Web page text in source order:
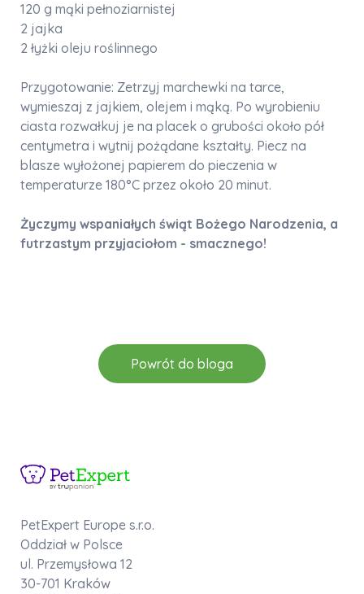
120 g mąki pełnoziarnistej
2 jajka
2 łyżki oleju roślinnego
Przygotowanie: Zetrzyj marchewki na tarce,
wymieszaj z jajkiem, olejem i mąką. Po wyrobieniu
ciasta rozwałkuj je na placek o grubości około pół
centymetra i wytnij pożądane kształty. Piecz na
blasze wyłożonej papierem do pieczenia w
temperaturze 180°C przez około 20 minut.
Życzymy wspaniałych świąt Bożego Narodzenia, a
futrzastym przyjaciołom - smacznego!
Powrót do bloga
PetExpert Europe s.r.o.
Oddział w Polsce
ul. Przemysłowa 12
30-701 Kraków